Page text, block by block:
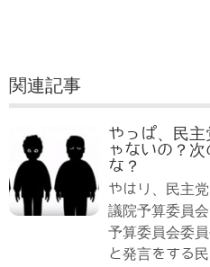
関連記事
やっぱ、民
ゃないの？
な？
やはり、民主
議院予算委員
予算委員会委
と発言をする民